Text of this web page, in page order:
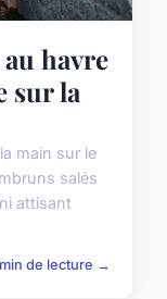
havre
sur la
main sur le
salés
attisant
de lecture →